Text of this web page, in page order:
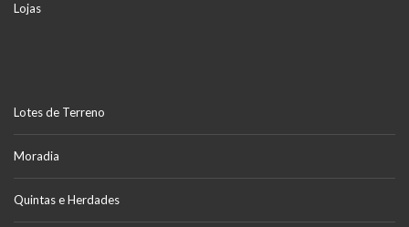
Lojas
Lotes de Terreno
Moradia
Quintas e Herdades